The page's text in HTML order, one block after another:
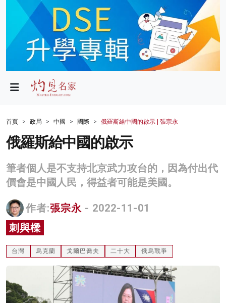
政局
財經
生活
商業
科技
影片
關於我們
首頁 政局 中國 國際 俄羅斯給中國的啟示 | 張宗永
俄羅斯給中國的啟示
筆者個人是不支持北京武力攻台的，因為付出代
價會是中國人民，得益者可能是美國。
作者:張宗永 - 2022-11-01
刺與樑
台灣 烏克蘭 戈爾巴喬夫 二十大 俄烏戰爭